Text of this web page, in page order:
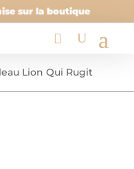
sur la boutique
Lion Qui Rugit